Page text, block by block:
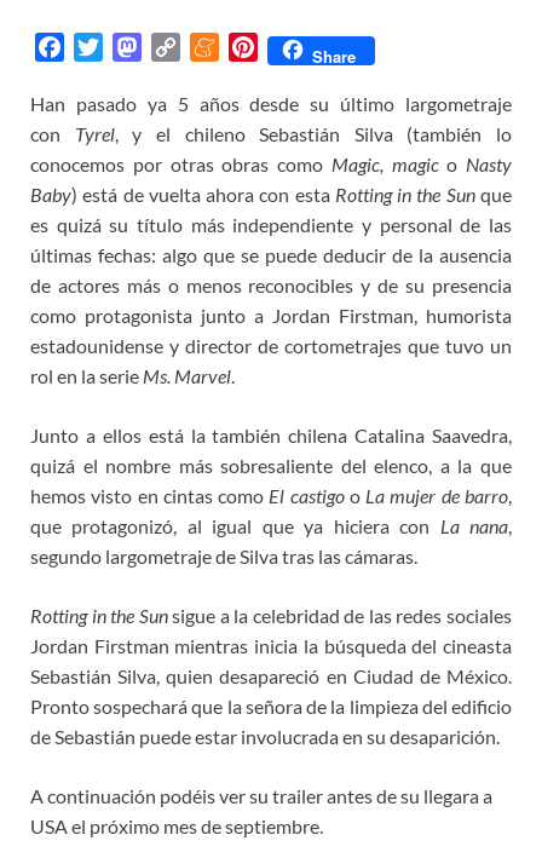
b
o
o
k
i
t
t
e
r
M
s
o
d
o
n
p
y
L
i
n
k
M
n
e
a
m
e
P
n
t
e
r
e
s
t
Share
Han pasado ya 5 años desde su último largometraje
con Tyrel, y el chileno Sebastián Silva (también lo
conocemos por otras obras como Magic, magico Nasty
Baby) está de vuelta ahora con esta Rotting in the Sunque
es quizá su título más independiente y personal de las
últimas fechas: algo que se puede deducir de la ausencia
de actores más o menos reconocibles y de su presencia
como protagonista junto a Jordan Firstman, humorista
estadounidense y director de cortometrajes que tuvo un
rol en la serie Ms. Marvel.
Junto a ellos está la también chilena Catalina Saavedra,
quizá el nombre más sobresaliente del elenco, a la que
hemos visto en cintas como El castigoo La mujer de barro,
que protagonizó, al igual que ya hiciera con La nana,
segundo largometraje de Silva tras las cámaras.
Rotting in the Sunsigue a la celebridad de las redes sociales
Jordan Firstman mientras inicia la búsqueda del cineasta
Sebastián Silva, quien desapareció en Ciudad de México.
Pronto sospechará que la señora de la limpieza del edificio
de Sebastián puede estar involucrada en su desaparición.
A continuación podéis ver su trailer antes de su llegara a
USA el próximo mes de septiembre.